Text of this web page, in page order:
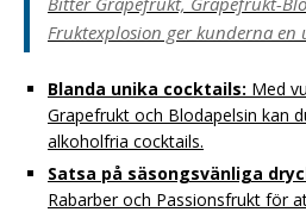
Fruktexplosion ger kunderna en
Blanda unika cocktails: Med
Grapefrukt och Blodapelsin kan
alkoholfria cocktails.
Satsa på säsongsvänliga
Rabarber och Passionsfrukt för